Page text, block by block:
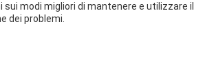
modi migliori di mantenere e utilizzare il
dei problemi.